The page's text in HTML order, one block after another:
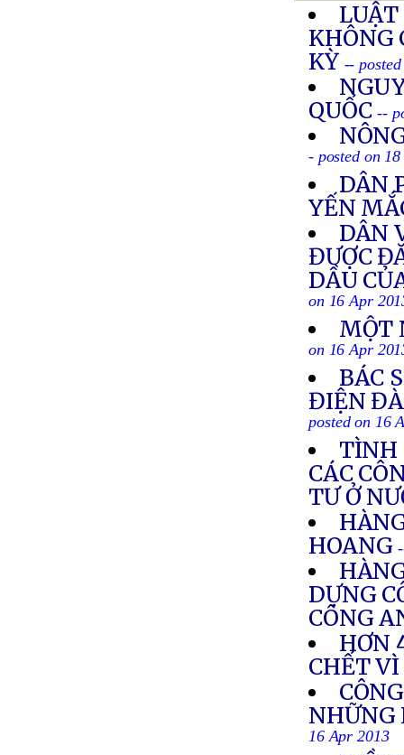
KHÔNG
KỲ --
QUỐC--
- posted on
DÂN
YẾN
DÂN
ĐƯỢC
DẦU
on 16 Apr
MỘT
on 16 Apr
BÁC
ĐIỆN
posted on 16
TÌNH
CÁC
TƯ Ở
HOANG
DỰNG
CÔNG
HƠN
CHẾT
NHỮNG
16 Apr 2013